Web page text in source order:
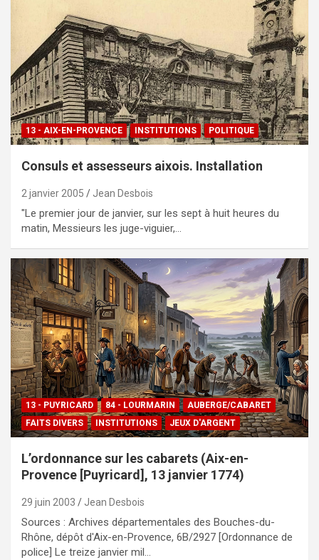
13 - AIX-EN-PROVENCE INSTITUTIONS POLITIQUE
Consuls et assesseurs aixois. Installation
2 janvier 2005 Jean Desbois
"Le premier jour de janvier, sur les sept à huit heures du
matin, Messieurs les juge-viguier,…
13 - PUYRICARD 84 - LOURMARIN
AUBERGE/CABARET
FAITS DIVERS
INSTITUTIONS JEUX D'ARGENT
L’ordonnance sur les cabarets (Aix-en-
Provence [Puyricard], 13 janvier 1774)
29 juin 2003 Jean Desbois
Sources : Archives départementales des Bouches-du-
Rhône, dépôt d'Aix-en-Provence, 6B/2927 [Ordonnance de
police] Le treize janvier mil…